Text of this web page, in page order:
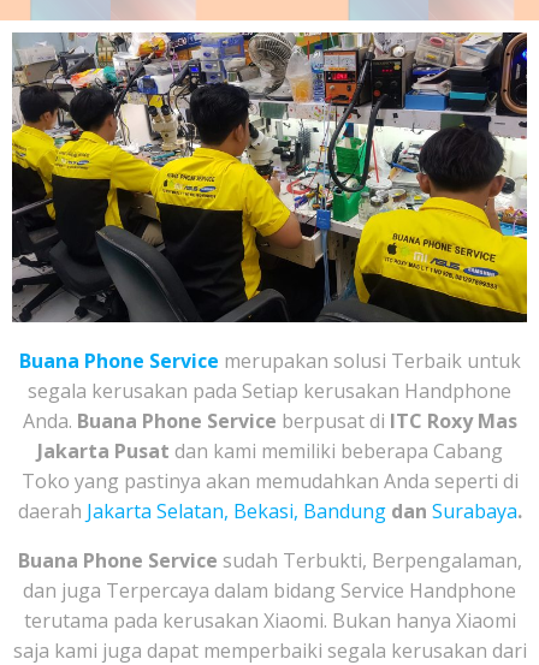
Buana Phone Service merupakan solusi Terbaik untuk
segala kerusakan pada Setiap kerusakan Handphone
Anda. Buana Phone Service berpusat di ITC Roxy Mas
Jakarta Pusat dan kami memiliki beberapa Cabang
Toko yang pastinya akan memudahkan Anda seperti di
daerah Jakarta Selatan, Bekasi, Bandungdan Surabaya.
Buana Phone Service sudah Terbukti, Berpengalaman,
dan juga Terpercaya dalam bidang Service Handphone
terutama pada kerusakan Xiaomi. Bukan hanya Xiaomi
saja kami juga dapat memperbaiki segala kerusakan dari